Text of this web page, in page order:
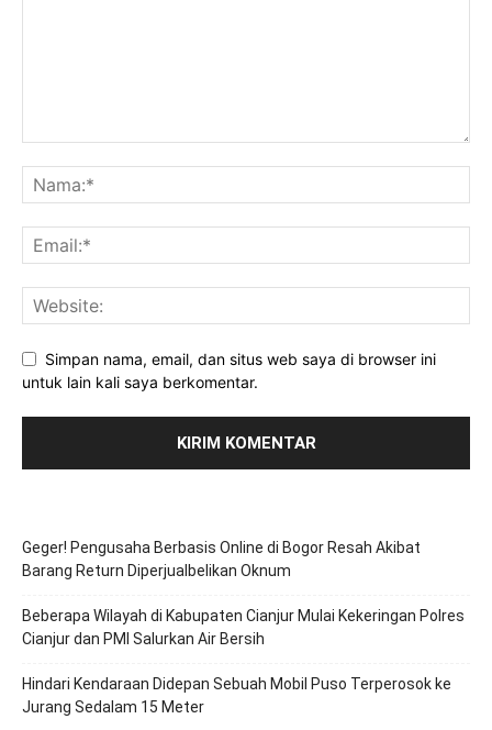
Simpan nama, email, dan situs web saya di browser ini
untuk lain kali saya berkomentar.
Geger! Pengusaha Berbasis Online di Bogor Resah Akibat
Barang Return Diperjualbelikan Oknum
Beberapa Wilayah di Kabupaten Cianjur Mulai Kekeringan Polres
Cianjur dan PMI Salurkan Air Bersih
Hindari Kendaraan Didepan Sebuah Mobil Puso Terperosok ke
Jurang Sedalam 15 Meter